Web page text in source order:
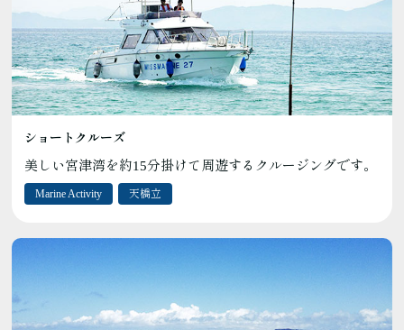
ショートクルーズ
美しい宮津湾を約15分掛けて周遊するクルージングです。
Marine Activity 天橋立